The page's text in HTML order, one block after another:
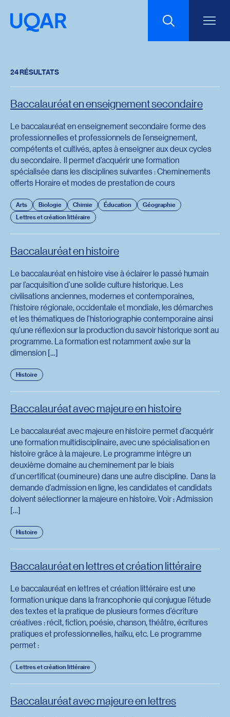
Taille du texte
Espacement du texte
Réinitialiser les paramètres
24 RÉSULTATS
Baccalauréat en enseignement secondaire
Le baccalauréat en enseignement secondaire forme des
professionnelles et professionnels de l’enseignement,
compétents et cultivés, aptes à enseigner aux deux cycles
du secondaire. Il permet d’acquérir une formation
spécialisée dans les disciplines suivantes : Cheminements
offerts Horaire et modes de prestation de cours
Arts Biologie Chimie Éducation
Géographie
Lettres et création littéraire
Baccalauréat en histoire
Le baccalauréat en histoire vise à éclairer le passé humain
par l’acquisition d’une solide culture historique. Les
civilisations anciennes, modernes et contemporaines,
l’histoire régionale, occidentale et mondiale, les démarches
et les thématiques de l’historiographie contemporaine ainsi
qu’une réflexion sur la production du savoir historique sont au
programme. La formation est notamment axée sur la
dimension […]
Histoire
Baccalauréat avec majeure en histoire
Le baccalauréat avec majeure en histoire permet d’acquérir
une formation multidisciplinaire, avec une spécialisation en
histoire grâce à la majeure. Le programme intègre un
deuxième domaine au cheminement par le biais
d’un certificat (ou mineure) dans une autre discipline. Dans la
demande d’admission en ligne, les candidates et candidats
doivent sélectionner la majeure en histoire. Voir : Admission
[…]
Histoire
Baccalauréat en lettres et création littéraire
Le baccalauréat en lettres et création littéraire est une
formation unique dans la francophonie qui conjugue l’étude
des textes et la pratique de plusieurs formes d’écriture
créatives : récit, fiction, poésie, chanson, théâtre, écritures
pratiques et professionnelles, haïku, etc. Le programme
permet :
Lettres et création littéraire
Baccalauréat avec majeure en lettres